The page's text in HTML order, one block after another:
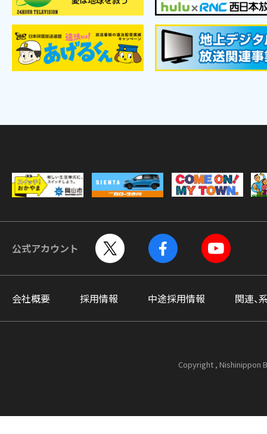
公式アカウント
会社概要 採用情報 中途採用情報 関連、
Copyright , Nishinippon